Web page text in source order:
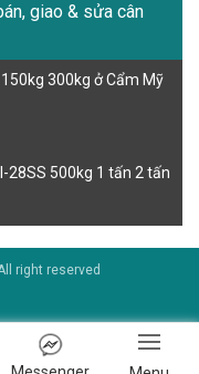
giao & sửa cân
300kg ở Cẩm Mỹ
28SS 500kg 1 tấn 2 tấn
150kg 200kg 300kg
gà thực tế ở trại gà
cân điện tử cân tôm ở
right reserved